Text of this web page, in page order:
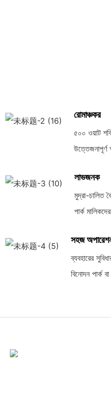
রোমাঞ্চকর
৫০০ ওয়াট
উত্তেজনাপূর্ণ
লাভজনক
মুদ্রা-চালিত
পার্ক
সহজ
ব্যবহারের
বিনোদন পার্ক